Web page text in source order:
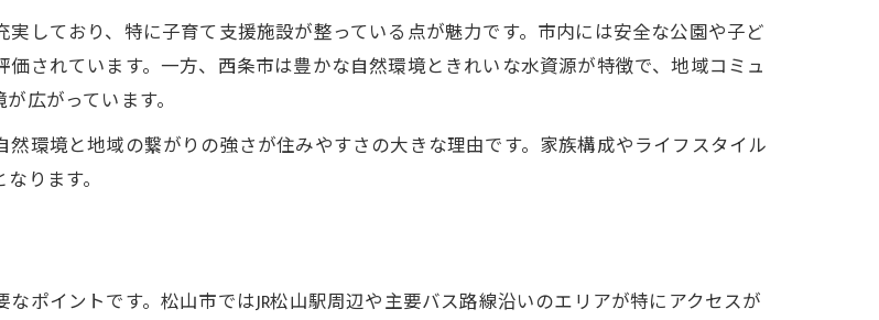
施設の利便性と生活の質を高める方法
買を成功させる愛媛県の地域比較術
産売買で重視したい地域比較の視点
市と西条市の特徴を徹底的に分析
構成別に考える最適な地域の選び方
すさ重視で選ぶ松山市の実力とは
しており、特に子育て支援施設が整っている点が魅力です。市内には安全な公園や子ど
されています。一方、西条市は豊かな自然環境ときれいな水資源が特徴で、地域コミュ
広がっています。
環境と地域の繋がりの強さが住みやすさの大きな理由です。家族構成やライフスタイル
ります。
ポイントです。松山市ではJR松山駅周辺や主要バス路線沿いのエリアが特にアクセスが